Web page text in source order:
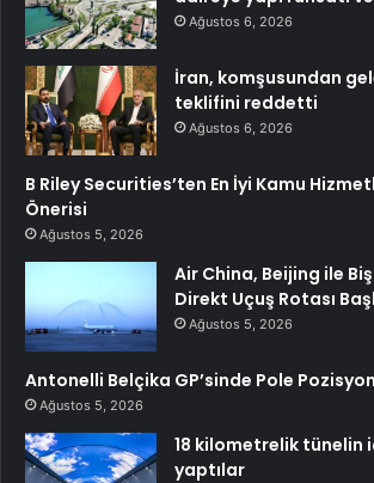
Ağustos 6, 2026
İran, komşusundan
teklifini reddetti
Ağustos 6, 2026
B Riley Securities’ten En İyi Kamu
Önerisi
Ağustos 5, 2026
Air China, Beijing ile
Direkt Uçuş Rotası
Ağustos 5, 2026
Antonelli Belçika GP’sinde Pole
Ağustos 5, 2026
18 kilometrelik tünelin
yaptılar